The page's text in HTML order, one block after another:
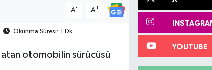
A- A+
Okunma Süresi: 1 Dk
otomobilin sürücüsü
YOUTUBE